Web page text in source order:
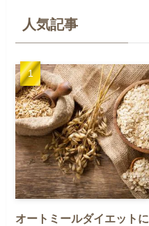
人気記事
オートミールダイエットに